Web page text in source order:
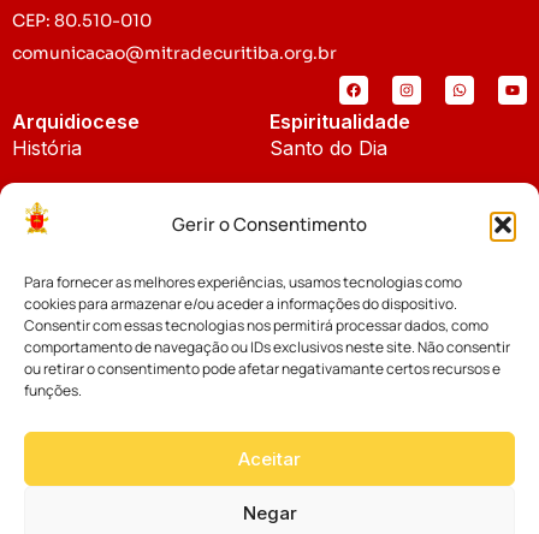
Gerir o Consentimento
Para fornecer as melhores experiências, usamos tecnologias como
cookies para armazenar e/ou aceder a informações do dispositivo.
Consentir com essas tecnologias nos permitirá processar dados, como
comportamento de navegação ou IDs exclusivos neste site. Não consentir
ou retirar o consentimento pode afetar negativamante certos recursos e
funções.
Aceitar
Negar
CEP: 80.510-010
comunicacao@mitradecuritiba.org.br
Arquidiocese
História
Padroeira
Espiritualidade
Santo do Dia
Notícias
Notícias da Arquidiocese
Notícias Cáritas
Palavra dos Bispos
Cúria Diocesana
Fundo Diocesano
Vicariatos da Educação
Eventos